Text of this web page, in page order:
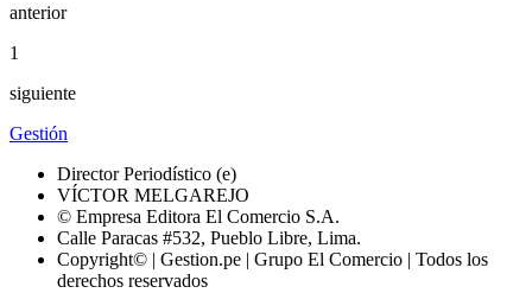
anterior
1
siguiente
Gestión
Director Periodístico (e)
VÍCTOR MELGAREJO
© Empresa Editora El Comercio S.A.
Calle Paracas #532, Pueblo Libre, Lima.
Copyright© | Gestion.pe | Grupo El Comercio | Todos los
derechos reservados